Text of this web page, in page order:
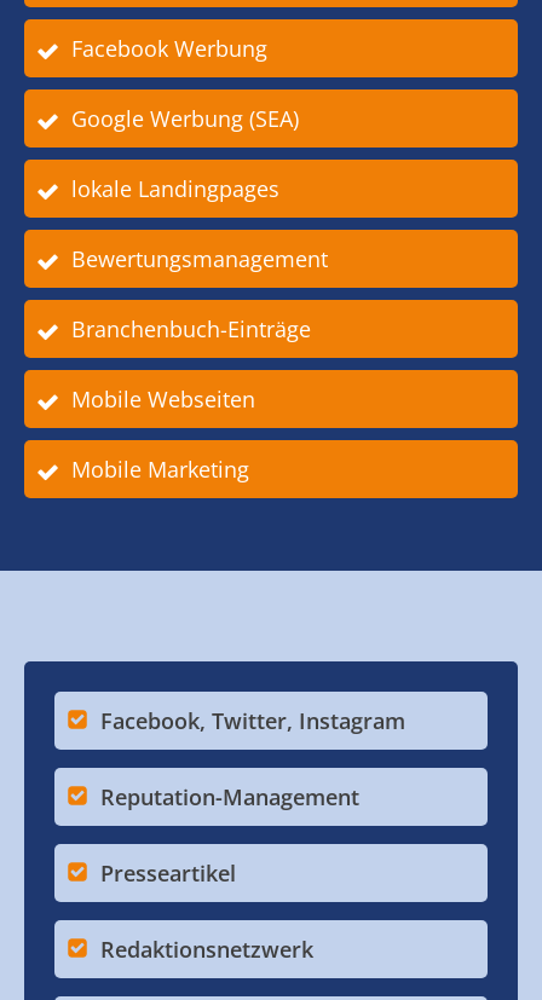
Facebook Werbung
Google Werbung (SEA)
lokale Landingpages
Bewertungsmanagement
Branchenbuch-Einträge
Mobile Webseiten
Mobile Marketing
Facebook, Twitter, Instagram
Reputation-Management
Presseartikel
Redaktionsnetzwerk